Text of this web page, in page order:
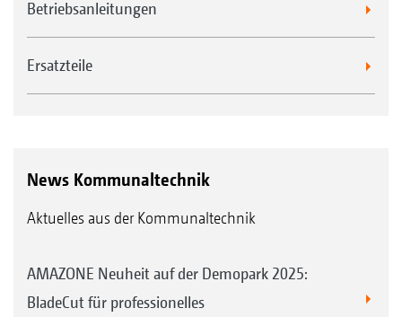
Betriebsanleitungen
Ersatzteile
News Kommunaltechnik
Aktuelles aus der Kommunaltechnik
AMAZONE Neuheit auf der Demopark 2025:
BladeCut für professionelles